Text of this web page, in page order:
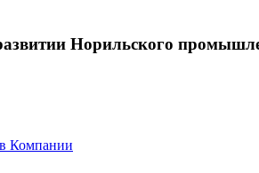
Норильского
Компании